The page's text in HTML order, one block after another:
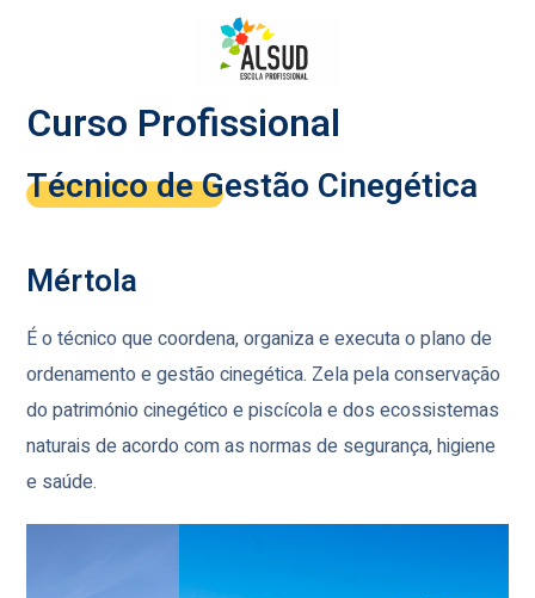
Curso Profissional
Técnico de Gestão Cinegética
Mértola
É o técnico que coordena, organiza e executa o plano de
ordenamento e gestão cinegética. Zela pela conservação
do património cinegético e piscícola e dos ecossistemas
naturais de acordo com as normas de segurança, higiene
e saúde.